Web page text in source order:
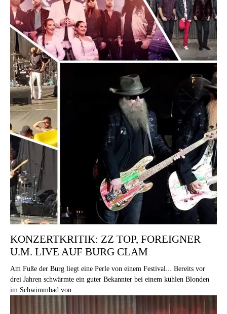
KONZERTKRITIK: ZZ TOP, FOREIGNER
U.M. LIVE AUF BURG CLAM
Am Fuße der Burg liegt eine Perle von einem Festival... Bereits vor
drei Jahren schwärmte ein guter Bekannter bei einem kühlen Blonden
im Schwimmbad von...